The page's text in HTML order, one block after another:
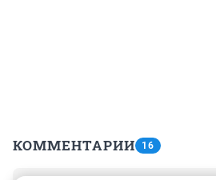
КОММЕНТАРИИ 16